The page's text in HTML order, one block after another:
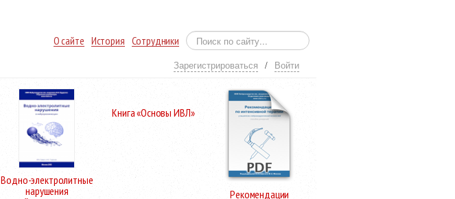
О сайте История Сотрудники
Зарегистрироваться / Войти
Водно-электролитные
нарушения
Книга «Основы ИВЛ»
Рекомендации